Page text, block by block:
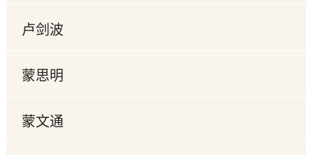
卢剑波
蒙思明
蒙文通